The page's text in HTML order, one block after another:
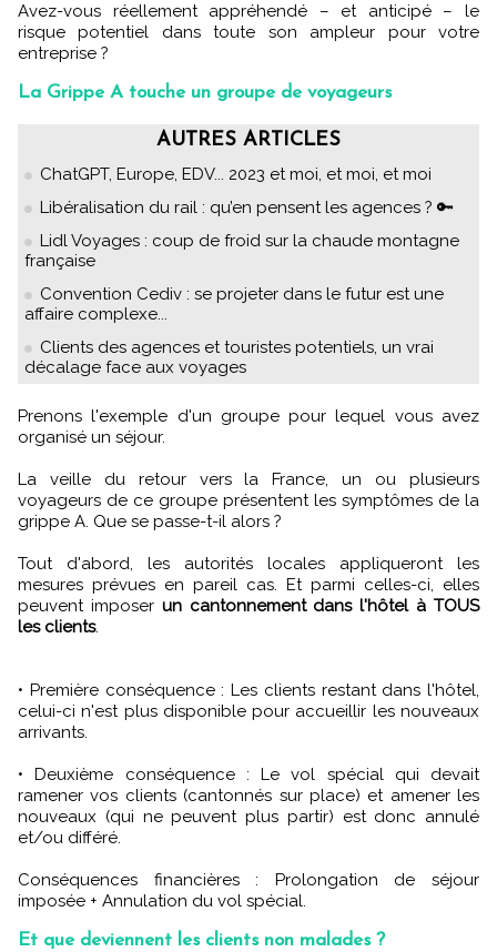
Avez-vous réellement appréhendé – et anticipé – le
risque potentiel dans toute son ampleur pour votre
entreprise ?
La Grippe A touche un groupe de voyageurs
AUTRES ARTICLES
ChatGPT, Europe, EDV... 2023 et moi, et moi, et moi
Libéralisation du rail : qu’en pensent les agences ? 🔑
Lidl Voyages : coup de froid sur la chaude montagne
française
Convention Cediv : se projeter dans le futur est une
affaire complexe...
Clients des agences et touristes potentiels, un vrai
décalage face aux voyages
Prenons l'exemple d'un groupe pour lequel vous avez
organisé un séjour.
La veille du retour vers la France, un ou plusieurs
voyageurs de ce groupe présentent les symptômes de la
grippe A. Que se passe-t-il alors ?
Tout d'abord, les autorités locales appliqueront les
mesures prévues en pareil cas. Et parmi celles-ci, elles
peuvent imposer un cantonnement dans l'hôtel à TOUS
les clients.
• Première conséquence : Les clients restant dans l'hôtel,
celui-ci n'est plus disponible pour accueillir les nouveaux
arrivants.
• Deuxième conséquence : Le vol spécial qui devait
ramener vos clients (cantonnés sur place) et amener les
nouveaux (qui ne peuvent plus partir) est donc annulé
et/ou différé.
Conséquences financières : Prolongation de séjour
imposée + Annulation du vol spécial.
Et que deviennent les clients non malades ?